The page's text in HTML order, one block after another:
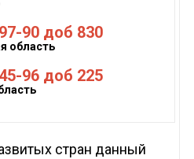
90 доб 830
область
96 доб 225
стран данный